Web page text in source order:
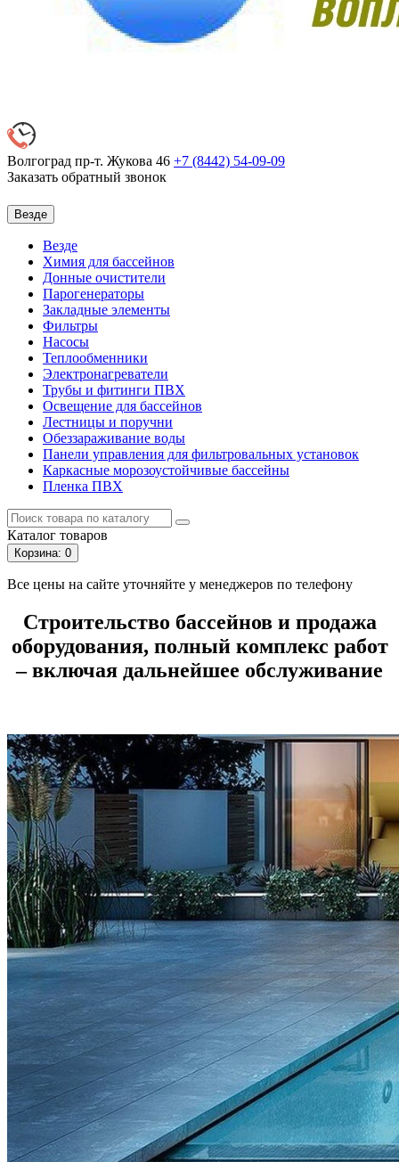
Волгоград пр-т. Жукова 46 +7 (8442) 54-09-09
Заказать обратный звонок
Везде
Везде
Химия для бассейнов
Донные очистители
Парогенераторы
Закладные элементы
Фильтры
Насосы
Теплообменники
Электронагреватели
Трубы и фитинги ПВХ
Освещение для бассейнов
Лестницы и поручни
Обеззараживание воды
Панели управления для фильтровальных установок
Каркасные морозоустойчивые бассейны
Пленка ПВХ
Каталог товаров
Корзина: 0
Все цены на сайте уточняйте у менеджеров по телефону
Строительство бассейнов и продажа
оборудования, полный комплекс работ
– включая дальнейшее обслуживание